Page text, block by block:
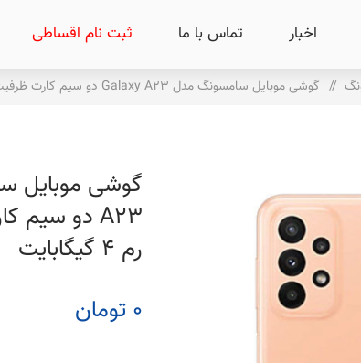
اخبار تماس با ما ثبت نام اقساطی
/ گوشی موبایل سامسونگ مدل Galaxy A23 دو سیم کارت ظرفیت 64 گیگابایت و رم 4 گیگابایت
رم 4 گیگابایت
0 تومان